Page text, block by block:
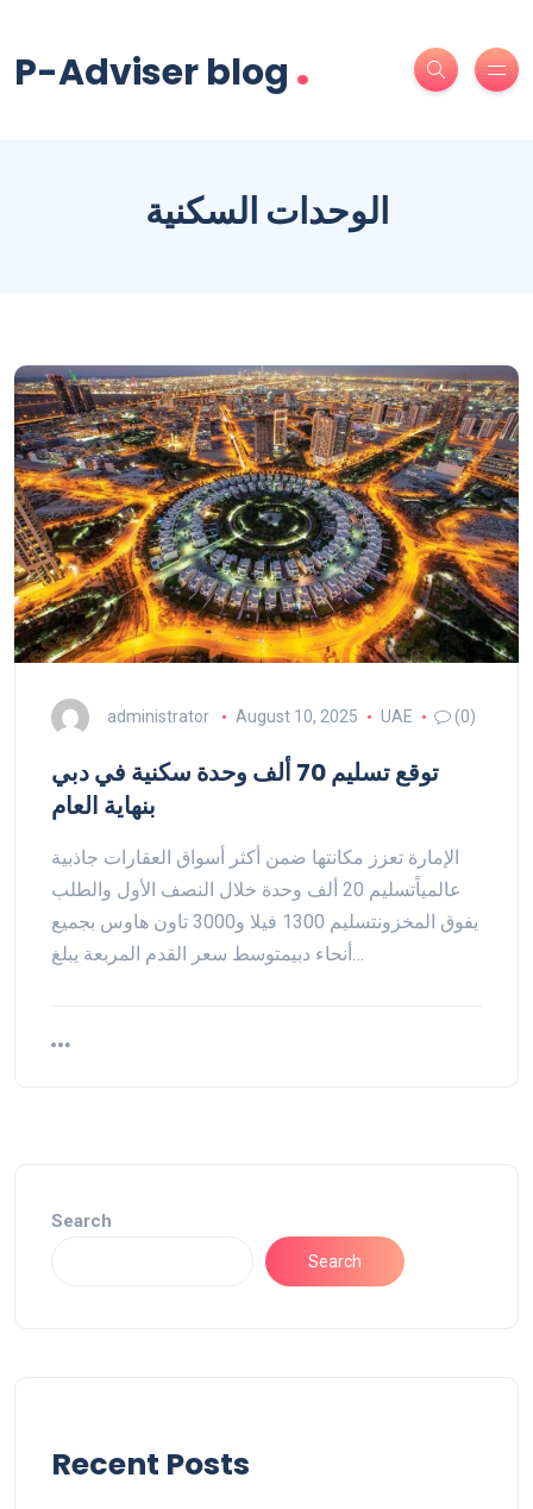
P-Adviser blog .
الوحدات السكنية
administrator August 10, 2025 UAE (0)
توقع تسليم 70 ألف وحدة سكنية في دبي
بنهاية العام
الإمارة تعزز مكانتها ضمن أكثر أسواق العقارات جاذبية
عالمياًتسليم 20 ألف وحدة خلال النصف الأول والطلب
يفوق المخزونتسليم 1300 فيلا و3000 تاون هاوس بجميع
أنحاء دبيمتوسط سعر القدم المربعة يبلغ…
Search
Search
Recent Posts